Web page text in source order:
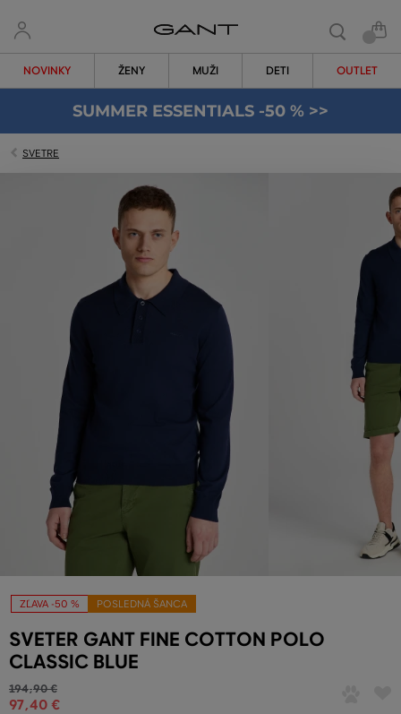
NOVINKY ŽENY MUŽI DETI OUTLET
SUMMER ESSENTIALS -50 % >>
SVETRE
ZĽAVA -50 % POSLEDNÁ ŠANCA
SVETER GANT FINE COTTON POLO
CLASSIC BLUE
194,90 €
97,40 €